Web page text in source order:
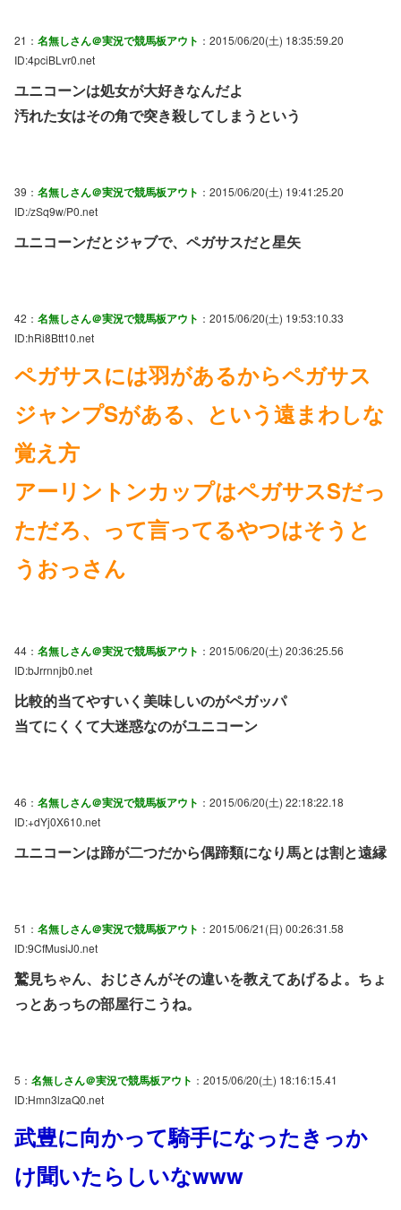
21： 名無しさん＠実況で競馬板アウト ：2015/06/20(土) 18:35:59.20
ID:4pciBLvr0.net
ユニコーンは処女が大好きなんだよ
汚れた女はその角で突き殺してしまうという
39： 名無しさん＠実況で競馬板アウト ：2015/06/20(土) 19:41:25.20
ID:/zSq9w/P0.net
ユニコーンだとジャブで、ペガサスだと星矢
42： 名無しさん＠実況で競馬板アウト ：2015/06/20(土) 19:53:10.33
ID:hRi8Btt10.net
ペガサスには羽があるからペガサス
ジャンプSがある、という遠まわしな
覚え方
アーリントンカップはペガサスSだっ
ただろ、って言ってるやつはそうと
うおっさん
44： 名無しさん＠実況で競馬板アウト ：2015/06/20(土) 20:36:25.56
ID:bJrrnnjb0.net
比較的当てやすいく美味しいのがペガッパ
当てにくくて大迷惑なのがユニコーン
46： 名無しさん＠実況で競馬板アウト ：2015/06/20(土) 22:18:22.18
ID:+dYj0X610.net
ユニコーンは蹄が二つだから偶蹄類になり馬とは割と遠縁
51： 名無しさん＠実況で競馬板アウト ：2015/06/21(日) 00:26:31.58
ID:9CfMusiJ0.net
鷲見ちゃん、おじさんがその違いを教えてあげるよ。ちょ
っとあっちの部屋行こうね。
5： 名無しさん＠実況で競馬板アウト ：2015/06/20(土) 18:16:15.41
ID:Hmn3lzaQ0.net
武豊に向かって騎手になったきっか
け聞いたらしいなwww